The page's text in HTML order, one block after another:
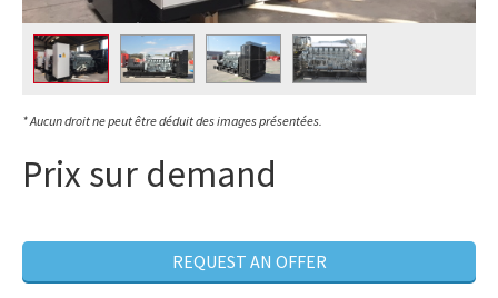
* Aucun droit ne peut être déduit des images présentées.
Prix sur demand
REQUEST AN OFFER